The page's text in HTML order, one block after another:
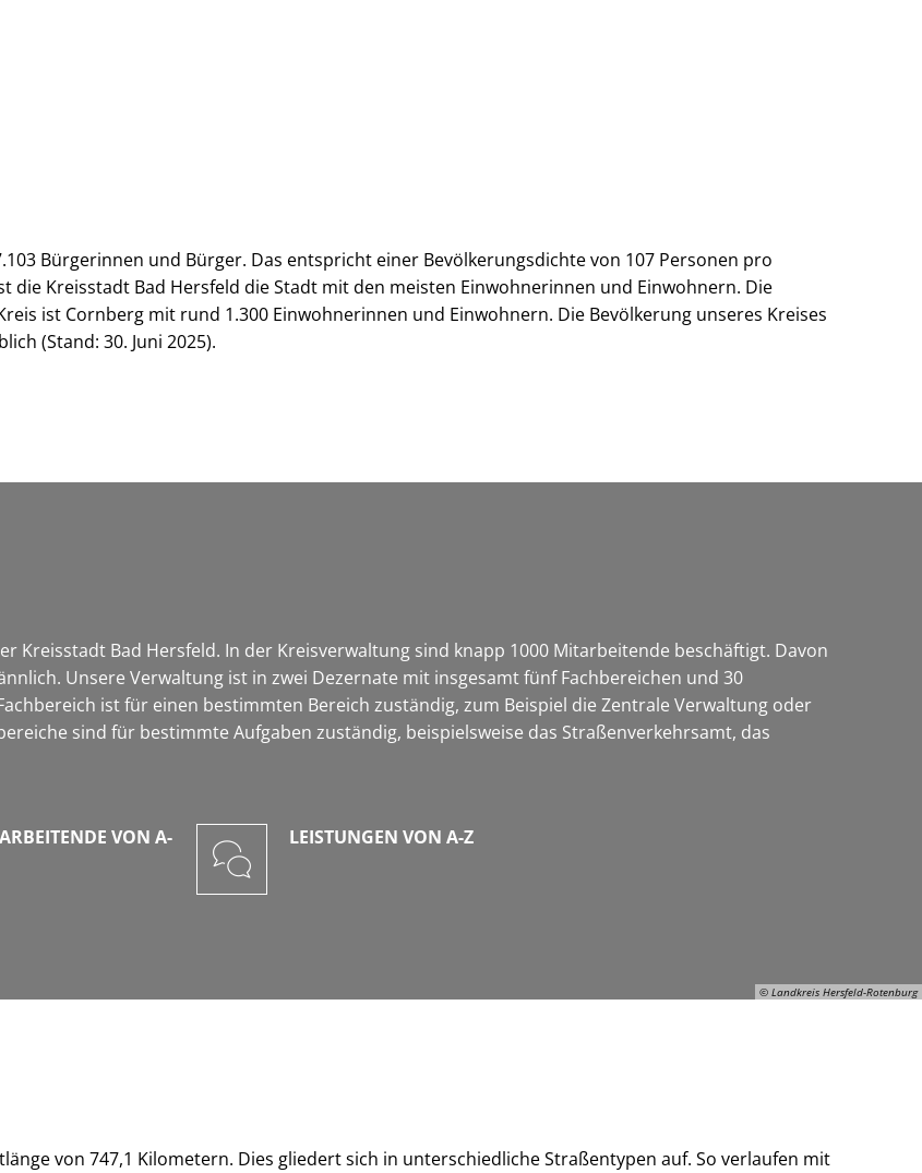
Bürgerinnen und Bürger. Das entspricht einer Bevölkerungsdichte von 107 Personen pro
die Kreisstadt Bad Hersfeld die Stadt mit den meisten Einwohnerinnen und Einwohnern. Die
ist Cornberg mit rund 1.300 Einwohnerinnen und Einwohnern. Die Bevölkerung unseres Kreises
(Stand: 30. Juni 2025).
© Landkreis Hersfeld-Rotenburg
Kreisstadt Bad Hersfeld. In der Kreisverwaltung sind knapp 1000 Mitarbeitende beschäftigt. Davon
Unsere Verwaltung ist in zwei Dezernate mit insgesamt fünf Fachbereichen und 30
ist für einen bestimmten Bereich zuständig, zum Beispiel die Zentrale Verwaltung oder
sind für bestimmte Aufgaben zuständig, beispielsweise das Straßenverkehrsamt, das
VON A-
LEISTUNGEN VON A-Z
von 747,1 Kilometern. Dies gliedert sich in unterschiedliche Straßentypen auf. So verlaufen mit